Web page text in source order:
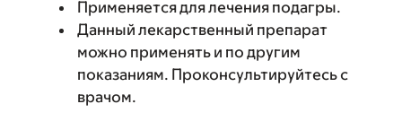
Применяется для лечения подагры.
Данный лекарственный препарат
можно применять и по другим
показаниям. Проконсультируйтесь с
врачом.